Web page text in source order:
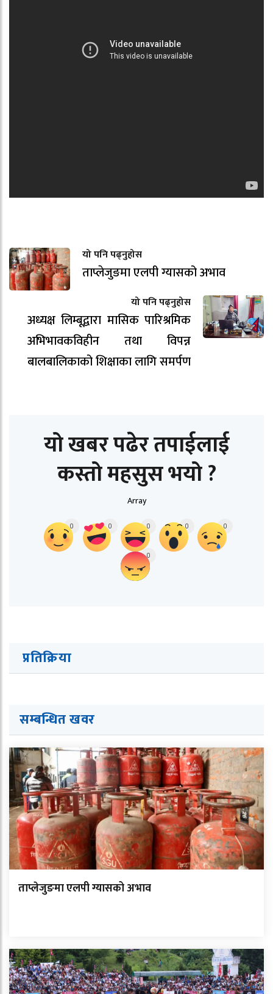
यो पनि पढ्नुहोस
ताप्लेजुङमा एलपी ग्यासको अभाव
यो पनि पढ्नुहोस
अध्यक्ष लिम्बूद्वारा मासिक पारिश्रमिक
अभिभावकविहीन तथा विपन्न
बालबालिकाको शिक्षाका लागि समर्पण
यो खबर पढेर तपाईलाई
कस्तो महसुस भयो ?
Array
0 0 0 0 0
0
प्रतिक्रिया
सम्बन्धित खवर
ताप्लेजुङमा एलपी ग्यासको अभाव